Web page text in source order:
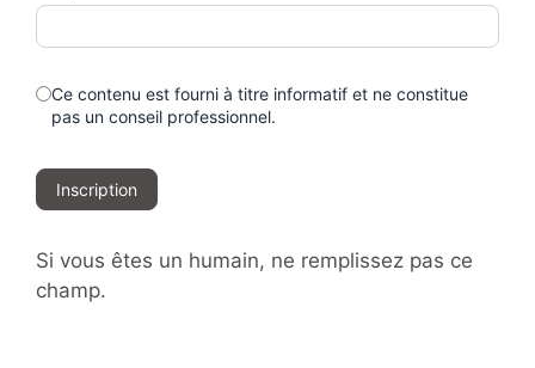
Ce contenu est fourni à titre informatif et ne constitue
pas un conseil professionnel.
Inscription
Si vous êtes un humain, ne remplissez pas ce
champ.